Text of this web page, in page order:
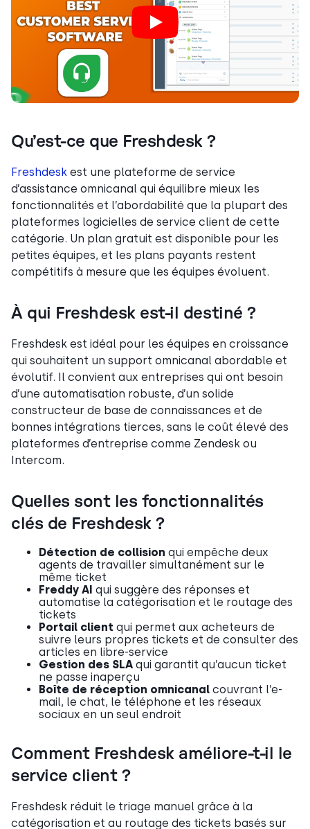
Qu’est-ce que Freshdesk ?
Freshdesk est une plateforme de service
d’assistance omnicanal qui équilibre mieux les
fonctionnalités et l’abordabilité que la plupart des
plateformes logicielles de service client de cette
catégorie. Un plan gratuit est disponible pour les
petites équipes, et les plans payants restent
compétitifs à mesure que les équipes évoluent.
À qui Freshdesk est-il destiné ?
Freshdesk est idéal pour les équipes en croissance
qui souhaitent un support omnicanal abordable et
évolutif. Il convient aux entreprises qui ont besoin
d’une automatisation robuste, d’un solide
constructeur de base de connaissances et de
bonnes intégrations tierces, sans le coût élevé des
plateformes d’entreprise comme Zendesk ou
Intercom.
Quelles sont les fonctionnalités
clés de Freshdesk ?
Détection de collision qui empêche deux
agents de travailler simultanément sur le
même ticket
Freddy AI qui suggère des réponses et
automatise la catégorisation et le routage des
tickets
Portail client qui permet aux acheteurs de
suivre leurs propres tickets et de consulter des
articles en libre-service
Gestion des SLA qui garantit qu’aucun ticket
ne passe inaperçu
Boîte de réception omnicanal couvrant l’e-
mail, le chat, le téléphone et les réseaux
sociaux en un seul endroit
Comment Freshdesk améliore-t-il le
service client ?
Freshdesk réduit le triage manuel grâce à la
catégorisation et au routage des tickets basés sur